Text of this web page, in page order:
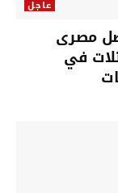
عاجل
مصرى
في